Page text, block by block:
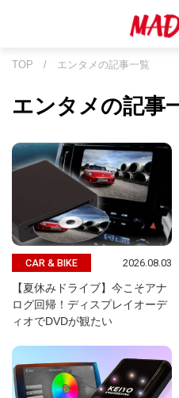
TOP / エンタメの記事一覧
エンタメの記事
CAR & BIKE 2026.08.03
【夏休みドライブ】今こそアナ
ログ回帰！ディスプレイオーデ
ィオでDVDが観たい